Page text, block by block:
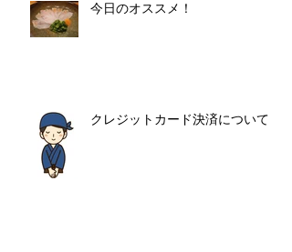
今日のオススメ！
クレジットカード決済について